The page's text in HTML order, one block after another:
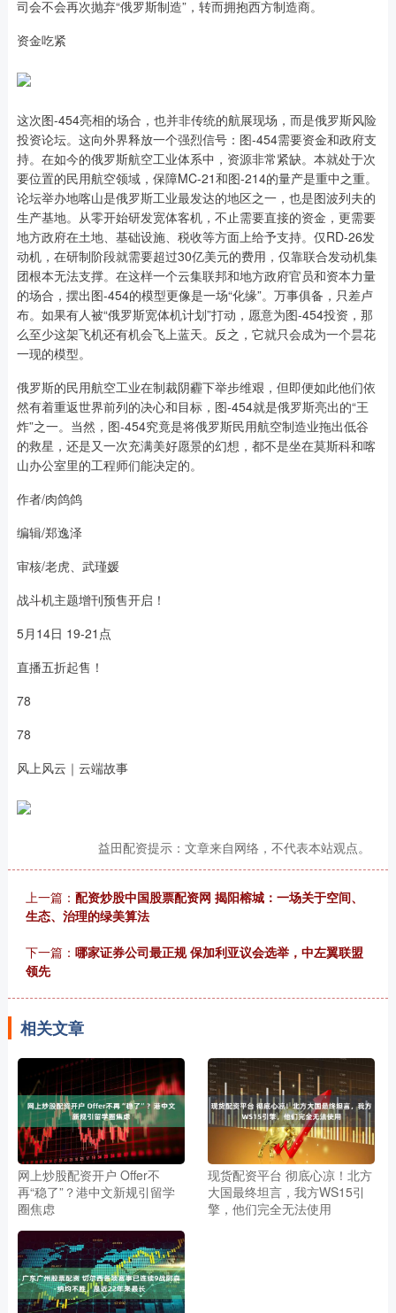
司会不会再次抛弃“俄罗斯制造”，转而拥抱西方制造商。
资金吃紧
这次图-454亮相的场合，也并非传统的航展现场，而是俄罗斯风险
投资论坛。这向外界释放一个强烈信号：图-454需要资金和政府支
持。在如今的俄罗斯航空工业体系中，资源非常紧缺。本就处于次
要位置的民用航空领域，保障MC-21和图-214的量产是重中之重。
论坛举办地喀山是俄罗斯工业最发达的地区之一，也是图波列夫的
生产基地。从零开始研发宽体客机，不止需要直接的资金，更需要
地方政府在土地、基础设施、税收等方面上给予支持。仅RD-26发
动机，在研制阶段就需要超过30亿美元的费用，仅靠联合发动机集
团根本无法支撑。在这样一个云集联邦和地方政府官员和资本力量
的场合，摆出图-454的模型更像是一场“化缘”。万事俱备，只差卢
布。如果有人被“俄罗斯宽体机计划”打动，愿意为图-454投资，那
么至少这架飞机还有机会飞上蓝天。反之，它就只会成为一个昙花
一现的模型。
俄罗斯的民用航空工业在制裁阴霾下举步维艰，但即便如此他们依
然有着重返世界前列的决心和目标，图-454就是俄罗斯亮出的“王
炸”之一。当然，图-454究竟是将俄罗斯民用航空制造业拖出低谷
的救星，还是又一次充满美好愿景的幻想，都不是坐在莫斯科和喀
山办公室里的工程师们能决定的。
作者/肉鸽鸽
编辑/郑逸泽
审核/老虎、武瑾媛
战斗机主题增刊预售开启！
5月14日 19-21点
直播五折起售！
78
78
风上风云｜云端故事
益田配资提示：文章来自网络，不代表本站观点。
上一篇： 配资炒股中国股票配资网 揭阳榕城：一场关于空间、
生态、治理的绿美算法
下一篇： 哪家证券公司最正规 保加利亚议会选举，中左翼联盟
领先
相关文章
网上炒股配资开户 Offer不
再“稳了”？港中文新规引留学
圈焦虑
现货配资平台 彻底心凉！北方
大国最终坦言，我方WS15引
擎，他们完全无法使用